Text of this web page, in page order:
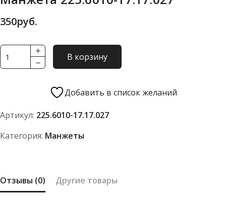
350руб.
Количество
товара
В корзину
Добавить в список желаний
Артикул: 225.6010-17.17.027
Категория: Манжеты
Отзывы (0) Другие товары